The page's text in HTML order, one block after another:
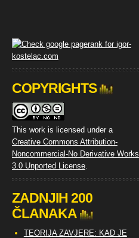
COPYRIGHTS
This work is licensed under a
Creative Commons Attribution-
Noncommercial-No Derivative Works
3.0 Unported License.
ZADNJIH 200
ČLANAKA
TEORIJA ZAVJERE: KAD JE